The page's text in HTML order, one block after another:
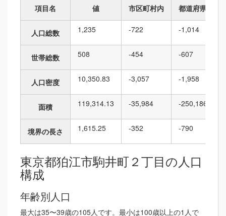
項目名 値 市区町村内 都道府県内
人口総数 1,235 -722 -1,014
世帯総数 508 -454 -607
人口密度 10,350.83 -3,057 -1,958
面積 119,314.13 -35,984 -250,186
境界の長さ 1,615.25 -352 -790
東京都狛江市駒井町２丁目の人口
構成
年齢別人口
最大は35〜39歳の105人です。最小は100歳以上の1人で